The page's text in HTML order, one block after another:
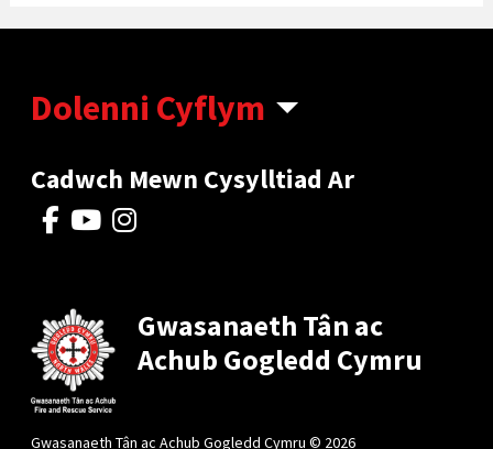
Dolenni Cyflym
Cadwch Mewn Cysylltiad Ar
Gwasanaeth Tân ac
Achub Gogledd Cymru
Gwasanaeth Tân ac Achub Gogledd Cymru © 2026